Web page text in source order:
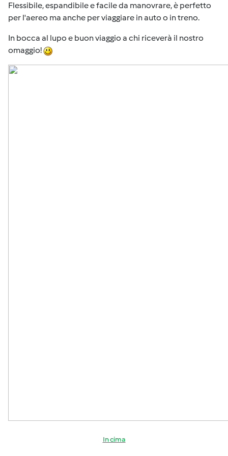
Flessibile, espandibile e facile da manovrare, è perfetto
per l'aereo ma anche per viaggiare in auto o in treno.
In bocca al lupo e buon viaggio a chi riceverà il nostro
omaggio!
In cima